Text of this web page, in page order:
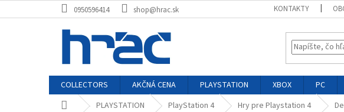
na
0950596414 shop@hrac.sk KONTAKTY
COLLECTORS AKČNÁ CENA PLAYSTATION XBOX PC
DomovPLAYSTATION PlayStation 4 Hry pre Playstation 4